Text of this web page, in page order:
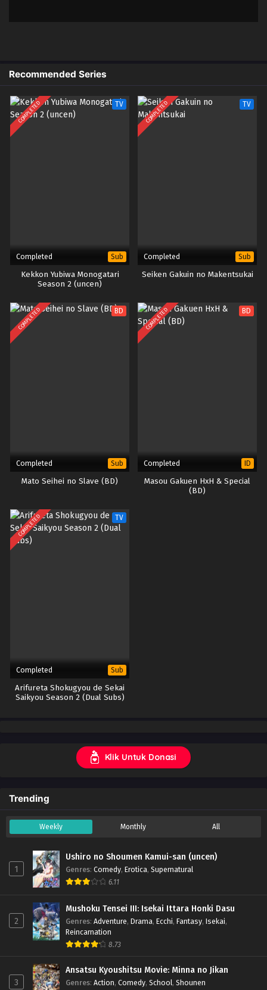
Ryoushu! – Ep 03 (Dual subs)
x265/HEVC Subtitle Indonesia &
Recommended Series
COMPLETED TV
Completed Sub
Kekkon Yubiwa Monogatari
Season 2 (uncen)
COMPLETED TV
Completed Sub
Seiken Gakuin no Makentsukai
COMPLETED BD
Completed Sub
Mato Seihei no Slave (BD)
COMPLETED BD
Completed ID
Masou Gakuen HxH & Special
(BD)
COMPLETED TV
Completed Sub
Arifureta Shokugyou de Sekai
Saikyou Season 2 (Dual Subs)
Klik Untuk Donasi
Trending
Weekly Monthly All
1
Ushiro no Shoumen Kamui-san (uncen)
Genres: Comedy, Erotica, Supernatural
6.11
2
Mushoku Tensei III: Isekai Ittara Honki Dasu
Genres: Adventure, Drama, Ecchi, Fantasy, Isekai,
Reincarnation
8.73
3
Ansatsu Kyoushitsu Movie: Minna no Jikan
Genres: Action, Comedy, School, Shounen